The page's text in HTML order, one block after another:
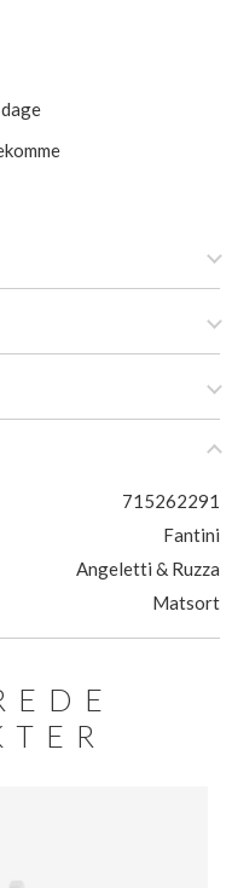
715262291
Fantini
Angeletti & Ruzza
Matsort